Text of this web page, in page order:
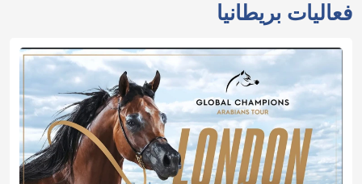
فعاليات بريطانيا